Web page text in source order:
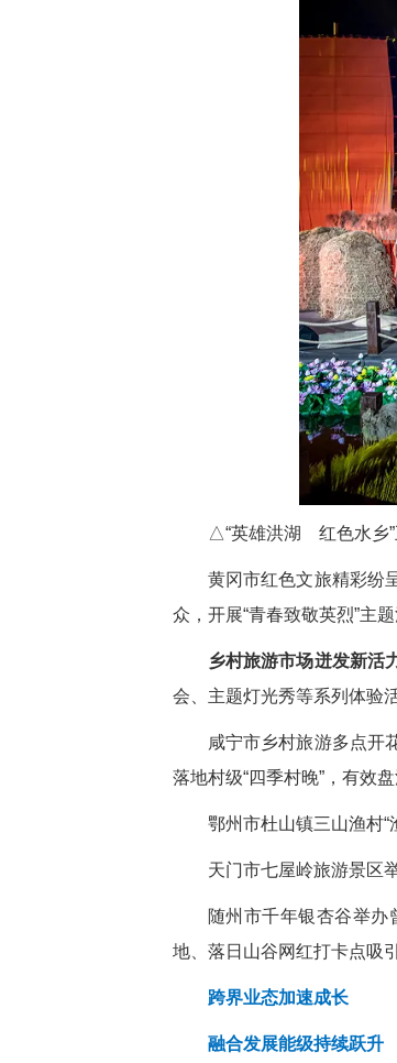
△“英雄洪湖 红色水乡”
黄冈市红色文旅精彩纷
众，开展“青春致敬英烈”主
乡村旅游市场迸发新活
会、主题灯光秀等系列体验
咸宁市乡村旅游多点开
落地村级“四季村晚”，有效
鄂州市杜山镇三山渔村
天门市七屋岭旅游景区
随州市千年银杏谷举办
地、落日山谷网红打卡点吸
跨界业态加速成长
融合发展能级持续跃升